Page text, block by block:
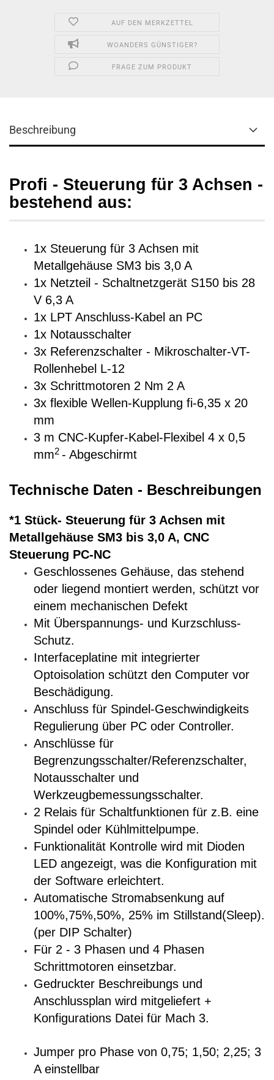
AUF DEN MERKZETTEL
WOANDERS GÜNSTIGER?
FRAGE ZUM PRODUKT
Beschreibung
Profi - Steuerung für 3 Achsen -
bestehend aus:
1x Steuerung für 3 Achsen mit
Metallgehäuse SM3 bis 3,0 A
1x Netzteil - Schaltnetzgerät S150 bis 28
V 6,3 A
1x LPT Anschluss-Kabel an PC
1x Notausschalter
3x Referenzschalter - Mikroschalter-VT-
Rollenhebel L-12
3x Schrittmotoren 2 Nm 2 A
3x flexible Wellen-Kupplung fi-6,35 x 20
mm
3 m CNC-Kupfer-Kabel-Flexibel 4 x 0,5
mm2 - Abgeschirmt
Technische Daten - Beschreibungen
*1 Stück- Steuerung für 3 Achsen mit
Metallgehäuse SM3 bis 3,0 A, CNC
Steuerung PC-NC
Geschlossenes Gehäuse, das stehend
oder liegend montiert werden, schützt vor
einem mechanischen Defekt
Mit Überspannungs- und Kurzschluss-
Schutz.
Interfaceplatine mit integrierter
Optoisolation schützt den Computer vor
Beschädigung.
Anschluss für Spindel-Geschwindigkeits
Regulierung über PC oder Controller.
Anschlüsse für
Begrenzungsschalter/Referenzschalter,
Notausschalter und
Werkzeugbemessungsschalter.
2 Relais für Schaltfunktionen für z.B. eine
Spindel oder Kühlmittelpumpe.
Funktionalität Kontrolle wird mit Dioden
LED angezeigt, was die Konfiguration mit
der Software erleichtert.
Automatische Stromabsenkung auf
100%,75%,50%, 25% im Stillstand(Sleep).
(per DIP Schalter)
Für 2 - 3 Phasen und 4 Phasen
Schrittmotoren einsetzbar.
Gedruckter Beschreibungs und
Anschlussplan wird mitgeliefert +
Konfigurations Datei für Mach 3.
Jumper pro Phase von 0,75; 1,50; 2,25; 3
A einstellbar